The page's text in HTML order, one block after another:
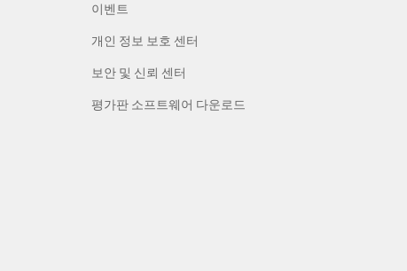
이벤트
개인 정보 보호 센터
보안 및 신뢰 센터
평가판 소프트웨어 다운로드